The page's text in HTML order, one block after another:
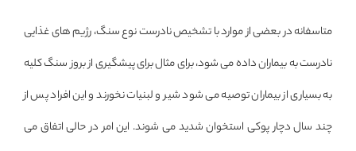
متاسفانه در بعضی از موارد با تشخیص نادرست نوع سنگ، رژیم های غذایی
نادرست به بیماران داده می شود، برای مثال برای پیشگیری از بروز سنگ کلیه
به بسیاری از بیماران توصیه می شود شیر و لبنیات نخورند و این افراد پس از
چند سال دچار پوکی استخوان شدید می شوند. این امر در حالی اتفاق می